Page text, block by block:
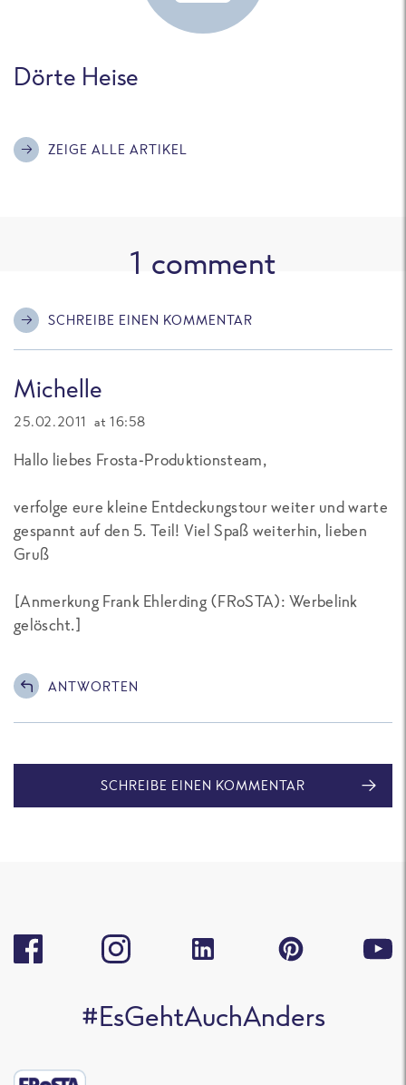
Dörte Heise
ZEIGE ALLE ARTIKEL
1 comment
SCHREIBE EINEN KOMMENTAR
Michelle
25.02.2011 at 16:58
Hallo liebes Frosta-Produktionsteam,
verfolge eure kleine Entdeckungstour weiter und warte
gespannt auf den 5. Teil! Viel Spaß weiterhin, lieben
Gruß
[Anmerkung Frank Ehlerding (FRoSTA): Werbelink
gelöscht.]
ANTWORTEN
SCHREIBE EINEN KOMMENTAR
#EsGehtAuchAnders